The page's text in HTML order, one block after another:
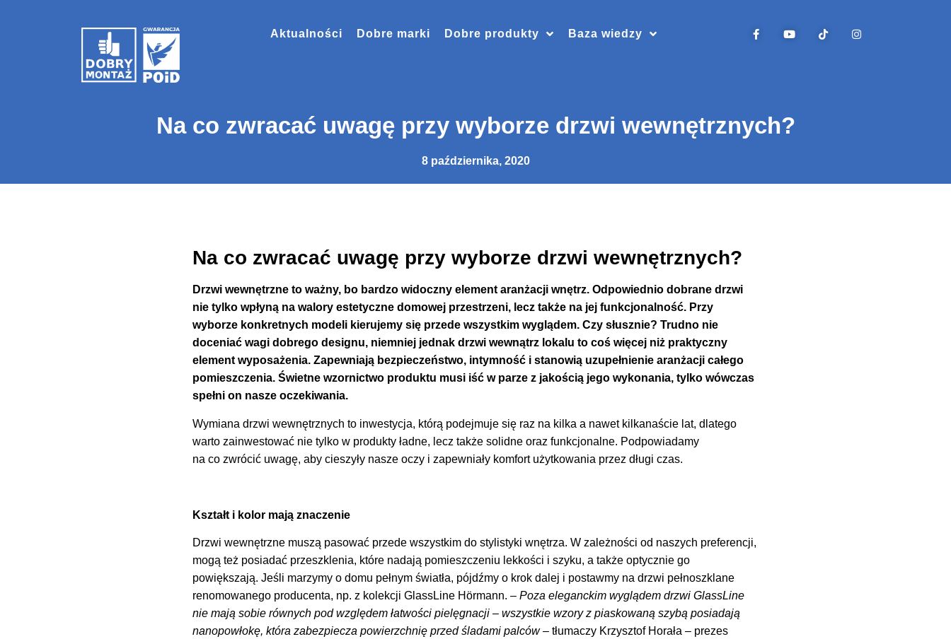
Aktualności Dobre marki Dobre produkty Baza wiedzy
Na co zwracać uwagę przy wyborze drzwi wewnętrznych?
8 października, 2020
Na co zwracać uwagę przy wyborze drzwi wewnętrznych?
Drzwi wewnętrzne to ważny, bo bardzo widoczny element aranżacji wnętrz. Odpowiednio dobrane drzwi
nie tylko wpłyną na walory estetyczne domowej przestrzeni, lecz także na jej funkcjonalność. Przy
wyborze konkretnych modeli kierujemy się przede wszystkim wyglądem. Czy słusznie? Trudno nie
doceniać wagi dobrego designu, niemniej jednak drzwi wewnątrz lokalu to coś więcej niż praktyczny
element wyposażenia. Zapewniają bezpieczeństwo, intymność i stanowią uzupełnienie aranżacji całego
pomieszczenia. Świetne wzornictwo produktu musi iść w parze z jakością jego wykonania, tylko wówczas
spełni on nasze oczekiwania.
Wymiana drzwi wewnętrznych to inwestycja, którą podejmuje się raz na kilka a nawet kilkanaście lat, dlatego
warto zainwestować nie tylko w produkty ładne, lecz także solidne oraz funkcjonalne. Podpowiadamy
na co zwrócić uwagę, aby cieszyły nasze oczy i zapewniały komfort użytkowania przez długi czas.
Kształt i kolor mają znaczenie
Drzwi wewnętrzne muszą pasować przede wszystkim do stylistyki wnętrza. W zależności od naszych preferencji,
mogą też posiadać przeszklenia, które nadają pomieszczeniu lekkości i szyku, a także optycznie go
powiększają. Jeśli marzymy o domu pełnym światła, pójdźmy o krok dalej i postawmy na drzwi pełnoszklane
renomowanego producenta, np. z kolekcji GlassLine Hörmann. – Poza eleganckim wyglądem drzwi GlassLine
nie mają sobie równych pod względem łatwości pielęgnacji – wszystkie wzory z piaskowaną szybą posiadają
nanopowłokę, która zabezpiecza powierzchnię przed śladami palców– tłumaczy Krzysztof Horała – prezes